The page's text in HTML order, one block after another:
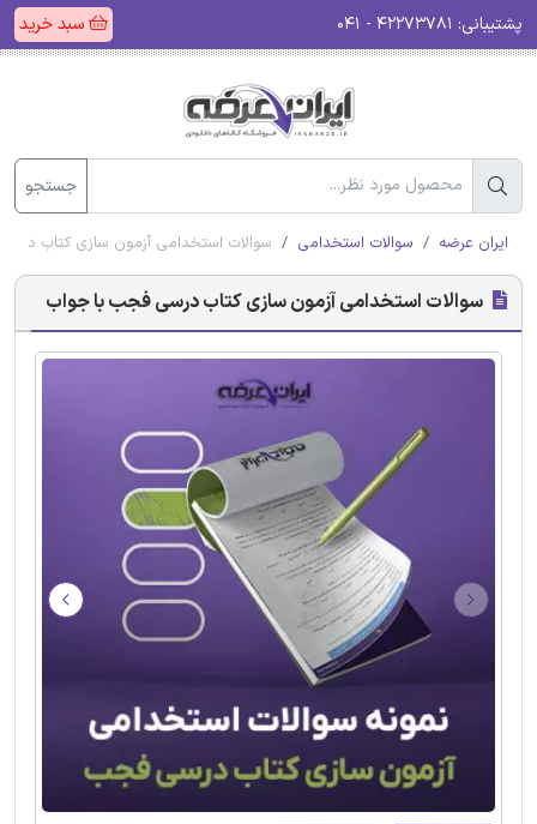
پشتیبانی: سبد خرید
جستجو
ایران عرضه سوالات استخدامی سوالات استخدامی آزمون سازی کتاب
سوالات استخدامی آزمون سازی کتاب درسی فجب با جواب